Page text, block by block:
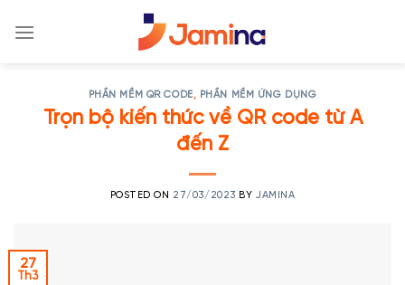
PHẦN MỀM QR CODE, PHẦN MỀM ỨNG DỤNG
Trọn bộ kiến thức về QR code từ A
đến Z
POSTED ON 27/03/2023 BYJAMINA
27
Th3